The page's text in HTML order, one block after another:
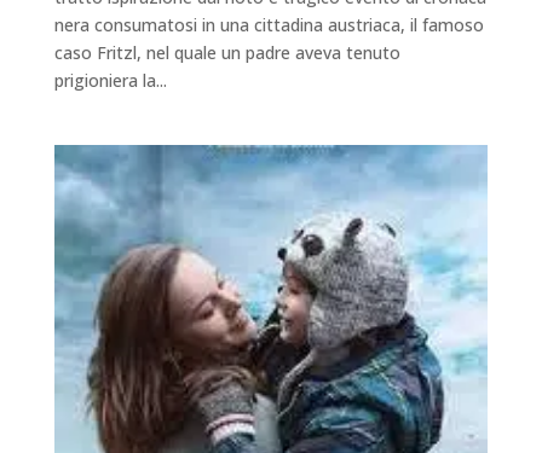
nera consumatosi in una cittadina austriaca, il famoso
caso Fritzl, nel quale un padre aveva tenuto
prigioniera la...